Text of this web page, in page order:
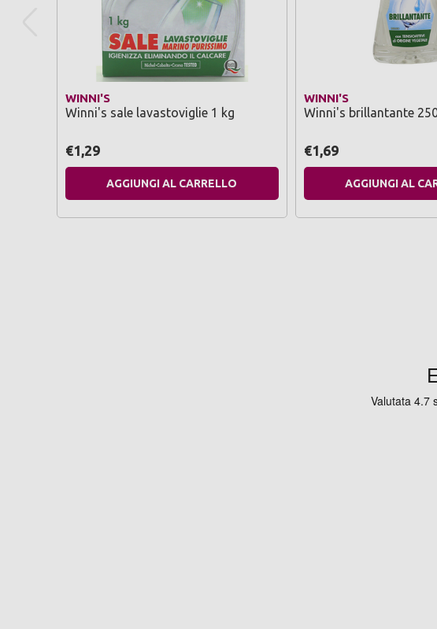
WINNI'S
Winni's sale lavastoviglie 1 kg
€1,29
AGGIUNGI AL CARRELLO
WINNI'S
Winni's brillantante
€1,69
AGGIUNGI AL